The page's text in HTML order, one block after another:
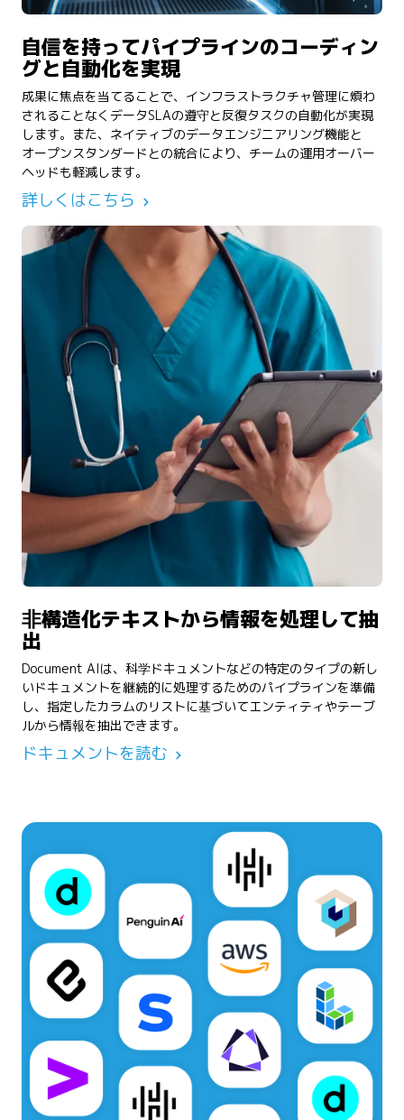
自信を持ってパイプラインのコーディン
グと自動化を実現
成果に焦点を当てることで、インフラストラクチャ管理に煩わ
されることなくデータSLAの遵守と反復タスクの自動化が実現
します。また、ネイティブのデータエンジニアリング機能と
オープンスタンダードとの統合により、チームの運用オーバー
ヘッドも軽減します。
詳しくはこちら
非構造化テキストから情報を処理して抽
出
Document AIは、科学ドキュメントなどの特定のタイプの新し
いドキュメントを継続的に処理するためのパイプラインを準備
し、指定したカラムのリストに基づいてエンティティやテーブ
ルから情報を抽出できます。
ドキュメントを読む